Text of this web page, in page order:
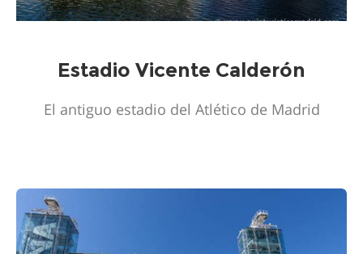
Estadio Vicente Calderón
El antiguo estadio del Atlético de Madrid